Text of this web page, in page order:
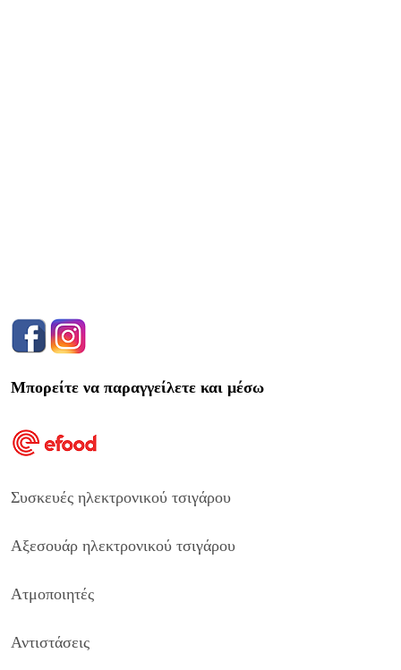
Μπορείτε να παραγγείλετε και μέσω
Συσκευές ηλεκτρονικού τσιγάρου
Αξεσουάρ ηλεκτρονικού τσιγάρου
Ατμοποιητές
Αντιστάσεις